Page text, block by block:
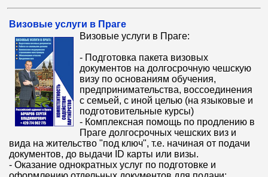
Визовые услуги в Праге
Визовые услуги в Праге:
- Подготовка пакета визовых
документов на долгосрочную чешскую
визу по основаниям обучения,
предпринимательства, воссоединения
с семьей, с иной целью (на языковые и
подготовительные курсы)
- Комплексная помощь по продлению в
Праге долгосрочных чешских виз и
вида на жительство "под ключ", т.е. начиная от подачи
документов, до выдачи ID карты или визы.
- Оказание однократных услуг по подготовке и